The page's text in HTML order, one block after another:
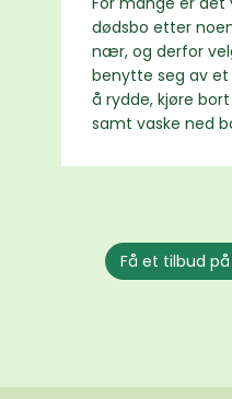
dødsbo etter
nær, og derfor
benytte seg av
å rydde, kjøre
samt vaske ned
Få et tilbud